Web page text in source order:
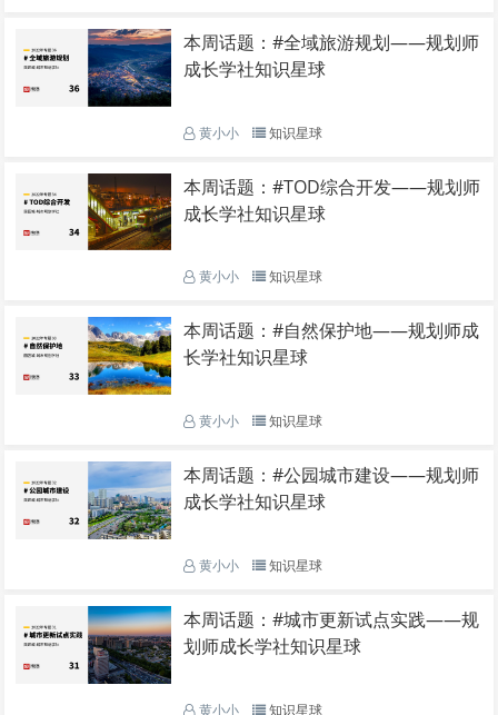
本周话题：#全域旅游规划——规划师
成长学社知识星球
黄小小 知识星球
本周话题：#TOD综合开发——规划师
成长学社知识星球
黄小小 知识星球
本周话题：#自然保护地——规划师成
长学社知识星球
黄小小 知识星球
本周话题：#公园城市建设——规划师
成长学社知识星球
黄小小 知识星球
本周话题：#城市更新试点实践——规
划师成长学社知识星球
黄小小 知识星球